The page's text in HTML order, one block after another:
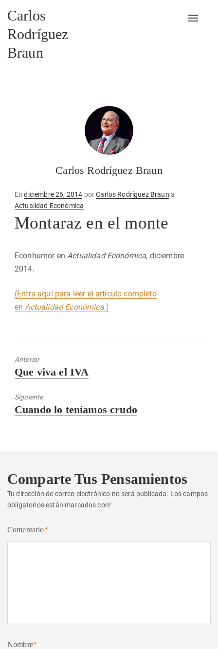
Carlos
Rodríguez
Braun
Carlos Rodríguez Braun
EnPublicado
en
diciembre 26, 2014 porCarlos Rodríguez Braun a
Actualidad Económica
Montaraz en el monte
Econhumor enActualidad Económica, diciembre
2014.
(Entra aquí para leer el artículo completo
enActualidad Económica.)
Anterior
Entrada
Que viva el IVA
Siguiente
Entrada
Cuando lo teníamos crudo
Comparte Tus Pensamientos
Tu dirección de correo electrónico no será publicada. Los campos
obligatorios están marcados con*
Comentario*
Nombre*